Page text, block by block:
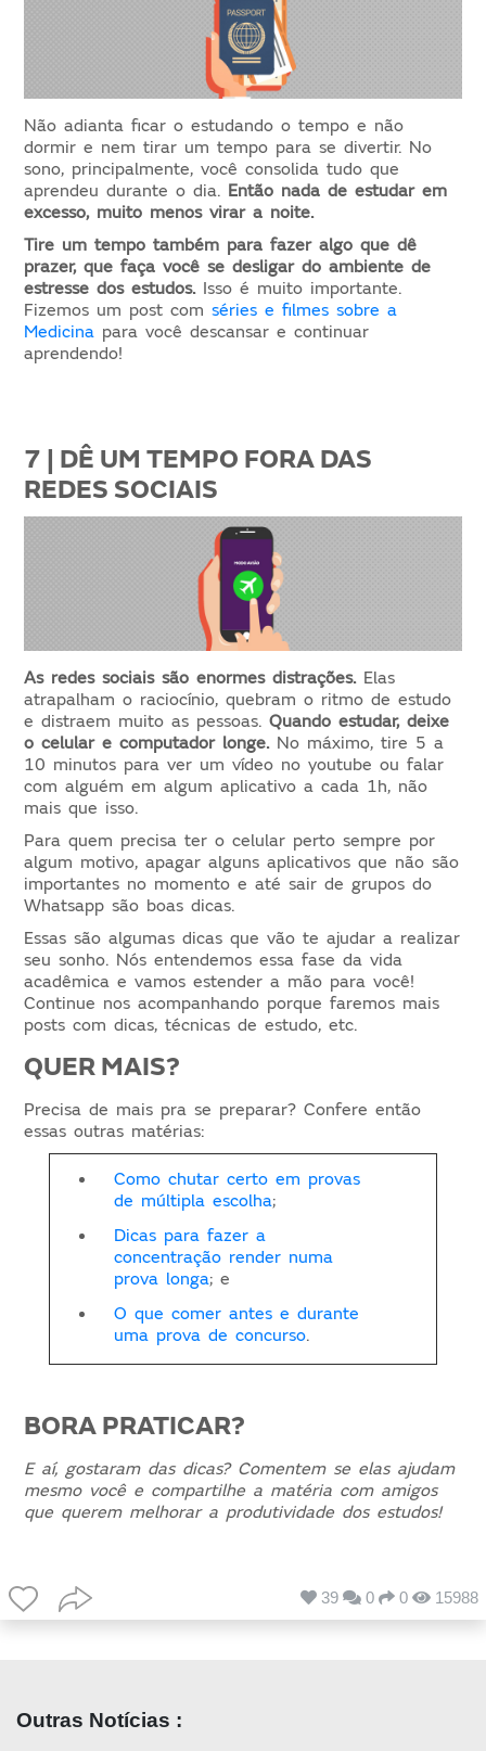
Não adianta ficar o estudando o tempo e não
dormir e nem tirar um tempo para se divertir. No
sono, principalmente, você consolida tudo que
aprendeu durante o dia. Então nada de estudar em
excesso, muito menos virar a noite.
Tire um tempo também para fazer algo que dê
prazer, que faça você se desligar do ambiente de
estresse dos estudos.Isso é muito importante.
Fizemos um post comséries e filmes sobre a
Medicina para você descansar e continuar
aprendendo!
7 | DÊ UM TEMPO FORA DAS
REDES SOCIAIS
As redes sociais são enormes distrações.Elas
atrapalham o raciocínio, quebram o ritmo de estudo
e distraem muito as pessoas.Quando estudar, deixe
o celular e computador longe. No máximo, tire 5 a
10 minutos para ver um vídeo no youtube ou falar
com alguém em algum aplicativo a cada 1h, não
mais que isso.
Para quem precisa ter o celular perto sempre por
algum motivo, apagar alguns aplicativos que não são
importantes no momento e até sair de grupos do
Whatsapp são boas dicas.
Essas são algumas dicas que vão te ajudar a realizar
seu sonho. Nós entendemos essa fase da vida
acadêmica e vamos estender a mão para você!
Continue nos acompanhando porque faremos mais
posts com dicas, técnicas de estudo, etc.
QUER MAIS?
Precisa de mais pra se preparar? Confere então
essas outras matérias:
Como chutar certo em provas
de múltipla escolha;
Dicas para fazer a
concentração render numa
prova longa; e
O que comer antes e durante
uma prova de concurso.
BORA PRATICAR?
E aí, gostaram das dicas? Comentem se elas ajudam
mesmo você e compartilhe a matéria com amigos
que querem melhorar a produtividade dos estudos!
39 0 0 15988
Outras Notícias :